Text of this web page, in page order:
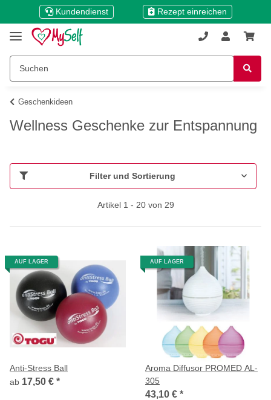
Kundendienst Rezept einreichen
Geschenkideen
Wellness Geschenke zur Entspannung
Filter und Sortierung
Artikel 1 - 20 von 29
AUF LAGER
Anti-Stress Ball
ab 17,50 € *
AUF LAGER
Aroma Diffusor PROMED AL-
305
43,10 € *